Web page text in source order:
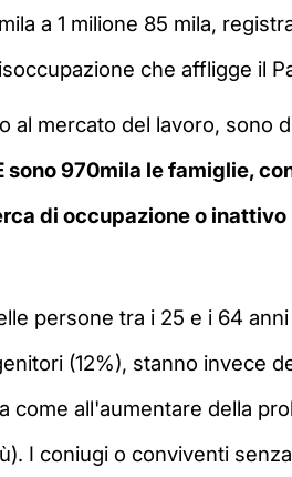
a 1 milione 85 mila,
che affligge il
al mercato del lavoro, sono
sono 970mila le famiglie,
di occupazione o inattivo
persone tra i 25 e i 64
(12%), stanno invece
all'aumentare della
I coniugi o conviventi